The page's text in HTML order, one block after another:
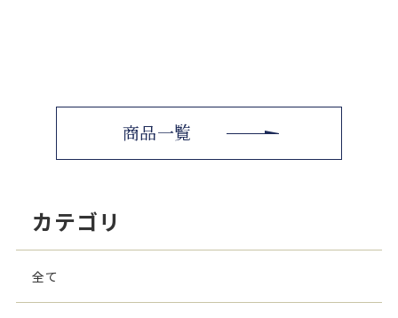
カテゴリ
全て
商品一覧